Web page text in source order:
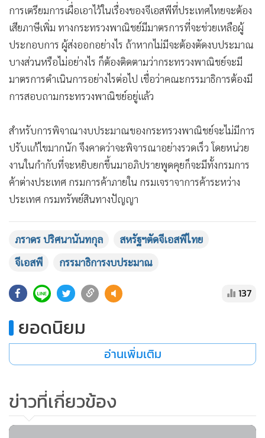
การเตรียมการเผื่อเอาไว้ในเรื่องของจีเอสพีที่ประเทศไทยจะต้อง
เสียภาษีเพิ่ม ทางกระทรวงพาณิชย์มีมาตรการที่จะช่วยเหลือผู้
ประกอบการ ผู้ส่งออกอย่างไร ถ้าหากไม่มีจะต้องตัดงบประมาณ
บางส่วนหรือไม่อย่างไร ก็ต้องติดตามว่ากระทรวงพาณิชย์จะมี
มาตรการดำเนินการอย่างไรต่อไป เชื่อว่าคณะกรรมาธิการต้องมี
การสอบถามกระทรวงพาณิชย์อยู่แล้ว
สำหรับการพิจาณางบประมาณของกระทรวงพาณิชย์จะไม่มีการ
ปรับแก้ไขมากนัก จึงคาดว่าจะพิจารณาอย่างรวดเร็ว โดยหน่วย
งานในกำกับที่จะหยิบยกขึ้นมาอภิปรายพูดคุยก็จะมีทั้งกรมการ
ค้าต่างประเทศ กรมการค้าภายใน กรมเจราจาการค้าระหว่าง
ประเทศ กรมทรัพย์สินทางปัญญา
ภราดร ปริศนานันทกุล
สหรัฐฯตัดจีเอสพีไทย
จีเอสพี
กรรมาธิการงบประมาณ
137
ยอดนิยม
อ่านเพิ่มเติม
ข่าวที่เกี่ยวข้อง